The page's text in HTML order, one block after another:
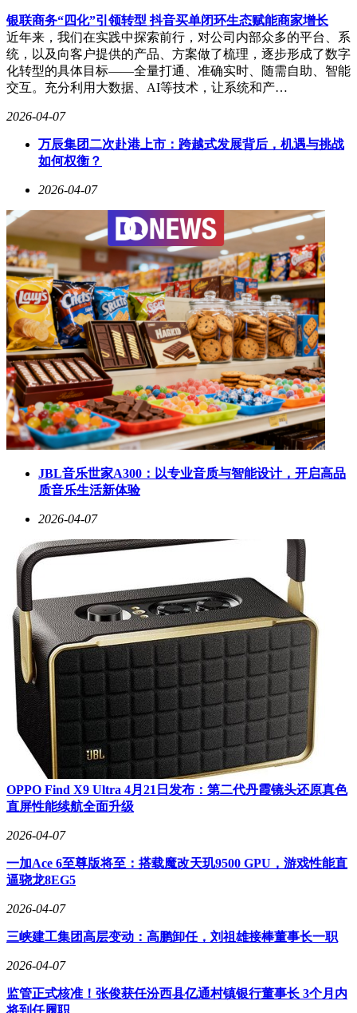
10%-97%满电时间仅需8分42秒，领克宣称这一数据为“全球量
产充电速度最快”。
这一超快充能力源于电芯电解液配方的优化（提升锂离子迁移
速度）和双侧面立体液冷热管理系统的应用。安全方面，电池
方表示已通过“远超国标的极限工况测试”，确保电池在各种场
景下的安全性。
银联商务“四化”引领转型 抖音买单闭环生态赋能商家增长
近年来，我们在实践中探索前行，对公司内部众多的平台、系
统，以及向客户提供的产品、方案做了梳理，逐步形成了数字
化转型的具体目标——全量打通、准确实时、随需自助、智能
交互。充分利用大数据、AI等技术，让系统和产…
2026-04-07
万辰集团二次赴港上市：跨越式发展背后，机遇与挑战
如何权衡？
2026-04-07
JBL音乐世家A300：以专业音质与智能设计，开启高品
质音乐生活新体验
2026-04-07
OPPO Find X9 Ultra 4月21日发布：第二代丹霞镜头还原真色
直屏性能续航全面升级
2026-04-07
一加Ace 6至尊版将至：搭载魔改天玑9500 GPU，游戏性能直
逼骁龙8EG5
2026-04-07
三峡建工集团高层变动：高鹏卸任，刘祖雄接棒董事长一职
2026-04-07
监管正式核准！张俊获任汾西县亿通村镇银行董事长 3个月内
将到任履职